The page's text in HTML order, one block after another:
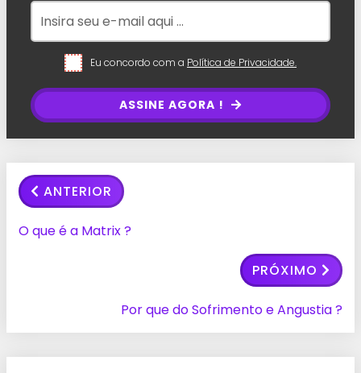
Eu concordo com a Política de Privacidade.
ASSINE AGORA !
ANTERIOR
O que é a Matrix ?
PRÓXIMO
Por que do Sofrimento e Angustia ?